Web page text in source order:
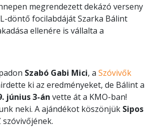
megrendezett dekázó verseny
döntő focilabdáját Szarka Bálint
ellenére is vállalta a
Szabó Gabi Mici, a Szóvivők
ki az eredményeket, de Bálint a
június 3-án vette át a KMO-ban!
neki. A ajándékot köszönjük Sipos
szóvivőjének.